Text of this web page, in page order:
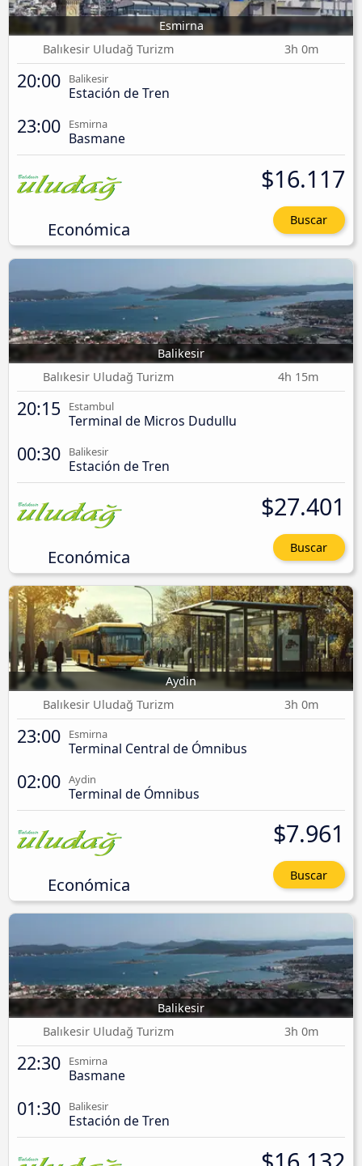
Esmirna
Balıkesir Uludağ Turizm
3h 0m
20:00 Balikesir
Estación de Tren
23:00 Esmirna
Basmane
Económica
$16.117
Buscar
Balikesir
Balıkesir Uludağ Turizm
4h 15m
20:15 Estambul
Terminal de Micros Dudullu
00:30 Balikesir
Estación de Tren
Económica
$27.401
Buscar
Aydin
Balıkesir Uludağ Turizm
3h 0m
23:00 Esmirna
Terminal Central de Ómnibus
02:00 Aydin
Terminal de Ómnibus
Económica
$7.961
Buscar
Balikesir
Balıkesir Uludağ Turizm
3h 0m
22:30 Esmirna
Basmane
01:30 Balikesir
Estación de Tren